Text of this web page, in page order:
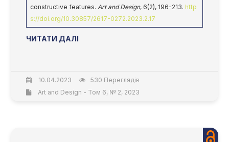
constructive features. Art and Design, 6(2), 196-213. http
s://doi.org/10.30857/2617-0272.2023.2.17
ЧИТАТИ ДАЛІ
10.04.2023
530 Переглядів
Art and Design - Том 6, № 2, 2023